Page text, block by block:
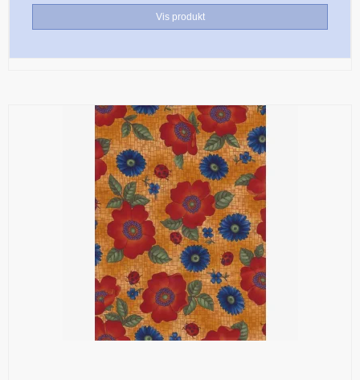
Vis produkt